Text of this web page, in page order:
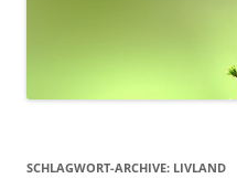
SCHLAGWORT-ARCHIVE: LIVLAND